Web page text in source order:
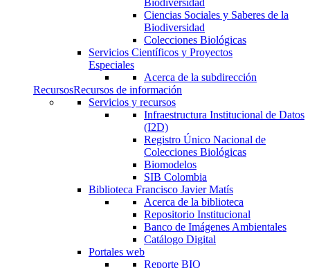
Ciencias Sociales y Saberes de la
Biodiversidad
Colecciones Biológicas
Servicios Científicos y Proyectos
Especiales
Acerca de la subdirección
RecursosRecursos de información
Servicios y recursos
Infraestructura Institucional de Datos
(I2D)
Registro Único Nacional de
Colecciones Biológicas
Biomodelos
SIB Colombia
Biblioteca Francisco Javier Matís
Acerca de la biblioteca
Repositorio Institucional
Banco de Imágenes Ambientales
Catálogo Digital
Portales web
Reporte BIO